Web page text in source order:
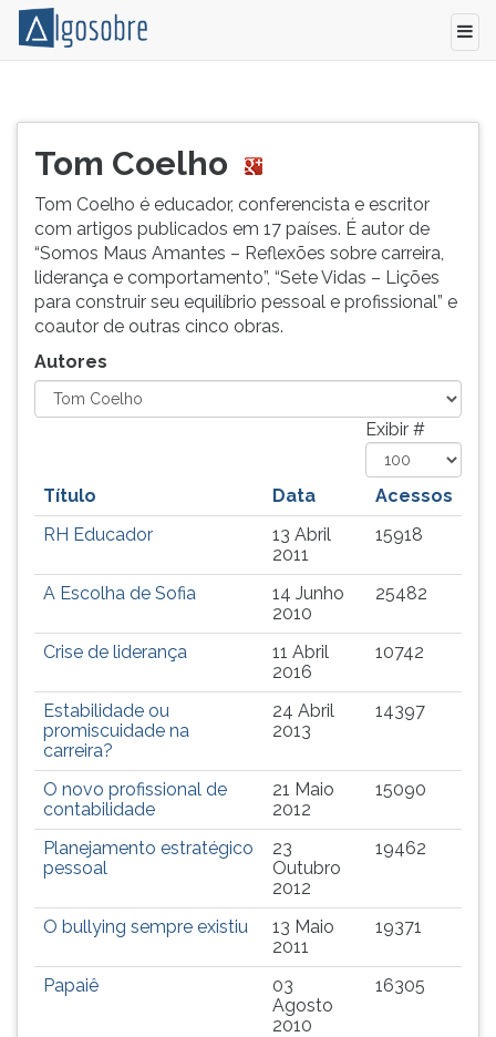
de
todos
autores
colaboradores
Algo
Sobre.
TAB
depois
ouvir
conteúdo
principal
pular
pressione
pausar
pressione
(primeira
esquerda
para
continuar
(primeira
Tom Coelho
Tom Coelho é educador, conferencista e escritor
com artigos publicados em 17 países. É autor de
“Somos Maus Amantes – Reflexões sobre carreira,
liderança e comportamento”, “Sete Vidas – Lições
para construir seu equilíbrio pessoal e profissional” e
coautor de outras cinco obras.
Autores
Exibir #
Título Data
Acessos
RH Educador
13 Abril
2011
15918
A Escolha de Sofia
14 Junho
2010
25482
Crise de liderança
11 Abril
2016
10742
Estabilidade ou
promiscuidade na
carreira?
24 Abril
2013
14397
O novo profissional de
contabilidade
21 Maio
2012
15090
Planejamento estratégico
pessoal
23
Outubro
2012
19462
O bullying sempre existiu
13 Maio
2011
19371
Papaiê
03
Agosto
2010
16305